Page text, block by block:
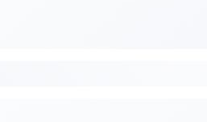
不是为了反对“爱无差等”,而是要用仁心
“二本”论实际上反对人们以自我为中